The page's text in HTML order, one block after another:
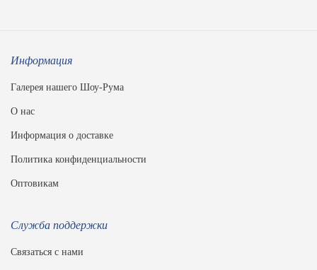
Информация
Галерея нашего Шоу-Рума
О нас
Информация о доставке
Политика конфиденциальности
Оптовикам
Служба поддержки
Связаться с нами